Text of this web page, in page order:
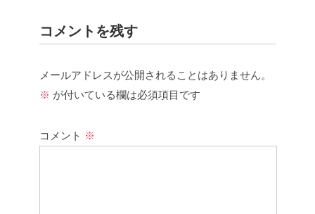
コメントを残す
メールアドレスが公開されることはありません。
※ が付いている欄は必須項目です
コメント ※